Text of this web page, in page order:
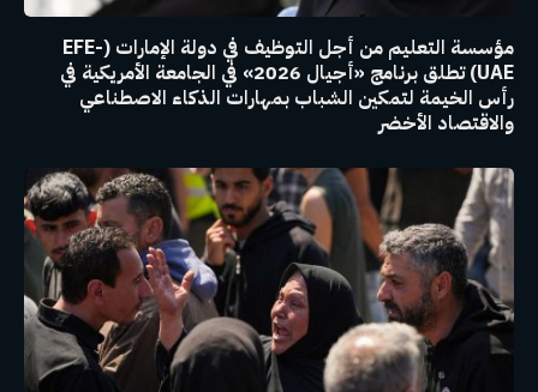
مؤسسة التعليم من أجل التوظيف في دولة الإمارات (EFE-
UAE) تطلق برنامج «أجيال 2026» في الجامعة الأمريكية في
رأس الخيمة لتمكين الشباب بمهارات الذكاء الاصطناعي
والاقتصاد الأخضر